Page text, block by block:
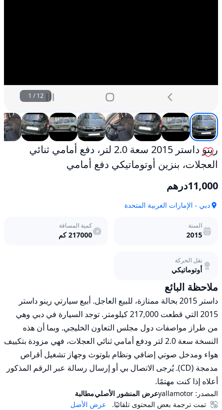
1 /12
رينو داستر 2015 سعة 2.0 لتر، دفع أمامي ثنائي
العجلات، بنزين أوتوماتيكي دفع أمامي
11,000درهم
دبي - الإمارات العربية المتحدة
السنة
2015
كمية المسافة
217000كم
نقل الحركة
أوتوماتيكي
ملاحظة البائع
أعلاه إذا كنت مهتمًا.
المصدر: yallamotorعرض المنشور الأصليمطالبة
عرض الأصل
تمت ترجمة بعض المحتوى تلقائيًا.